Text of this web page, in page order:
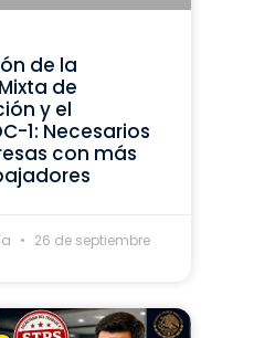
de la
de
y el
1: Necesarios
con más
26 de septiembre